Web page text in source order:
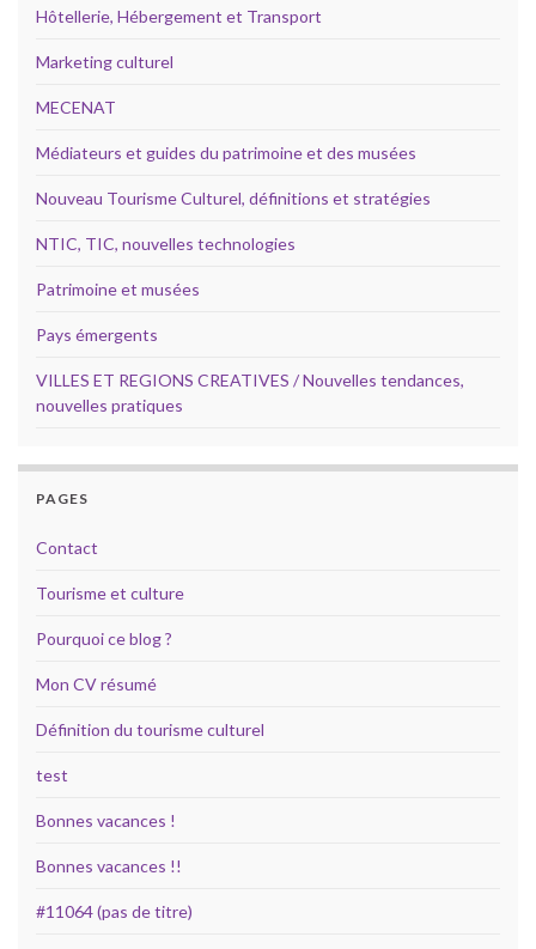
Hôtellerie, Hébergement et Transport
Marketing culturel
MECENAT
Médiateurs et guides du patrimoine et des musées
Nouveau Tourisme Culturel, définitions et stratégies
NTIC, TIC, nouvelles technologies
Patrimoine et musées
Pays émergents
VILLES ET REGIONS CREATIVES / Nouvelles tendances,
nouvelles pratiques
PAGES
Contact
Tourisme et culture
Pourquoi ce blog ?
Mon CV résumé
Définition du tourisme culturel
test
Bonnes vacances !
Bonnes vacances !!
#11064 (pas de titre)